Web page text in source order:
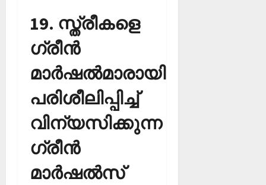
19. സ്ത്രീകളെ
ഗ്രീന്‍
മാര്‍ഷല്‍മാരായി
പരിശീലിപ്പിച്ച്
വിന്യസിക്കുന്ന
ഗ്രീന്‍
മാര്‍ഷല്‍സ്